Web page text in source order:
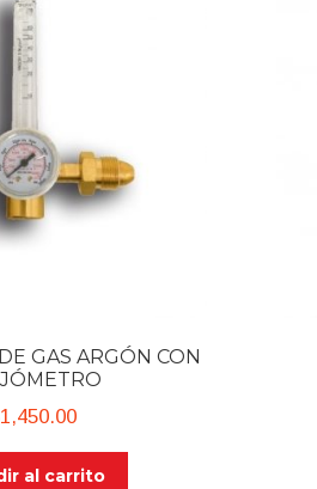
GAS ARGÓN CON
1,450.00
al carrito